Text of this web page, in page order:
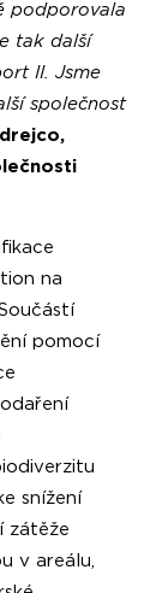
podporovala
tak další
II. Jsme
společnost
na
pomocí
snížení
zátěže
v areálu,